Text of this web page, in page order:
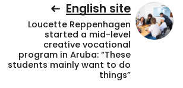
English site
Loucette Reppenhagen
started a mid-level
creative vocational
program in Aruba: “These
students mainly want to do
things”